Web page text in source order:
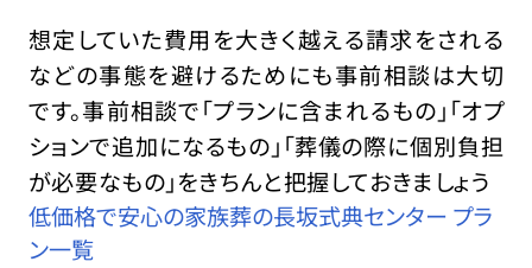
想定していた費用を大きく越える請求をされる
などの事態を避けるためにも事前相談は大切
です。事前相談で「プランに含まれるもの」「オプ
ションで追加になるもの」「葬儀の際に個別負担
が必要なもの」をきちんと把握しておきましょう
低価格で安心の家族葬の長坂式典センター プラ
ン一覧